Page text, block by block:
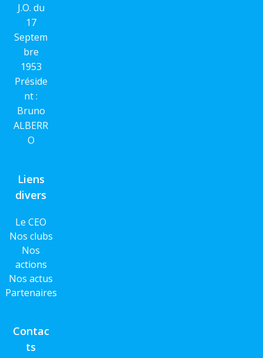
J.O. du
17
Septem
bre
1953
Préside
nt :
Bruno
ALBERR
O
Liens
divers
Le CEO
Nos clubs
Nos
actions
Nos actus
Partenaires
Contac
ts